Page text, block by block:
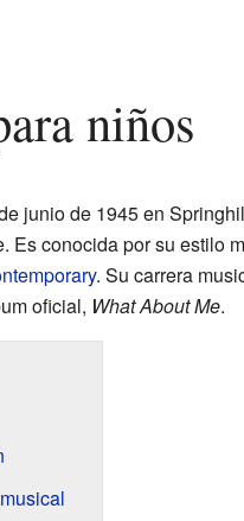
niños
junio de 1945 en
Es conocida por su estilo
. Su carrera
oficial, What About Me.